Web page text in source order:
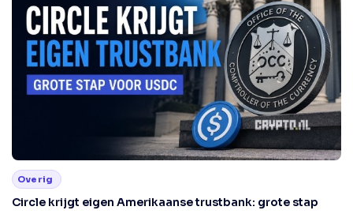
Overig
Circle krijgt eigen Amerikaanse trustbank: grote stap